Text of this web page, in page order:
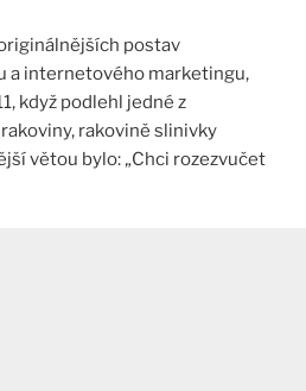
postav
a internetového marketingu,
když podlehl jedné z
rakovině slinivky
větou bylo: „Chci rozezvučet